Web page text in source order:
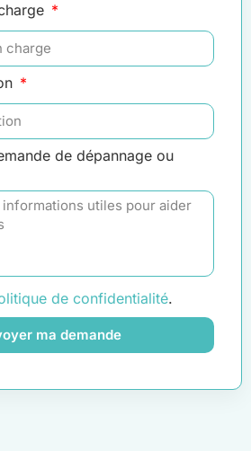
de dépannage ou
de confidentialité.
ma demande